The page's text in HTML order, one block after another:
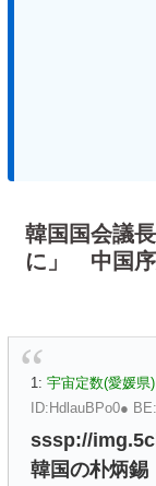
韓国国会議
に」 中国序
1: 宇宙定数(愛媛県
ID:HdlauBPo0●
sssp://
韓国の朴炳錫